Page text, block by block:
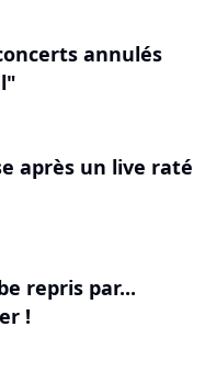
annulés
après un live raté
repris par...
!